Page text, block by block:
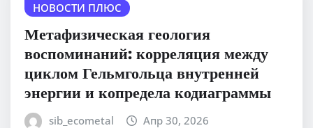
НОВОСТИ ПЛЮС
Метафизическая геология
воспоминаний: корреляция между
циклом Гельмгольца внутренней
энергии и копредела кодиаграммы
sib_ecometal Апр 30, 2026